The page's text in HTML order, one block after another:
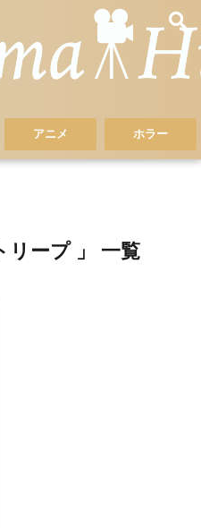
アニメ ホラー
リープ 」 一覧